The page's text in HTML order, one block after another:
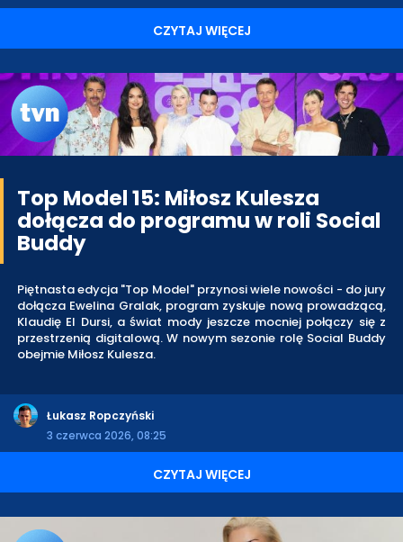
CZYTAJ WIĘCEJ
Top Model 15: Miłosz Kulesza
dołącza do programu w roli Social
Buddy
Piętnasta edycja "Top Model" przynosi wiele nowości - do jury
dołącza Ewelina Gralak, program zyskuje nową prowadzącą,
Klaudię El Dursi, a świat mody jeszcze mocniej połączy się z
przestrzenią digitalową. W nowym sezonie rolę Social Buddy
obejmie Miłosz Kulesza.
Łukasz Ropczyński
3 czerwca 2026, 08:25
CZYTAJ WIĘCEJ